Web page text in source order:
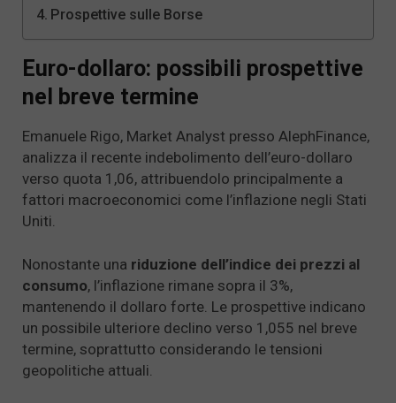
Prospettive sulle Borse
Euro-dollaro: possibili prospettive
nel breve termine
Emanuele Rigo, Market Analyst presso AlephFinance,
analizza il recente indebolimento dell’euro-dollaro
verso quota 1,06, attribuendolo principalmente a
fattori macroeconomici come l’inflazione negli Stati
Uniti.
Nonostante una riduzione dell’indice dei prezzi al
consumo, l’inflazione rimane sopra il 3%,
mantenendo il dollaro forte. Le prospettive indicano
un possibile ulteriore declino verso 1,055 nel breve
termine, soprattutto considerando le tensioni
geopolitiche attuali.